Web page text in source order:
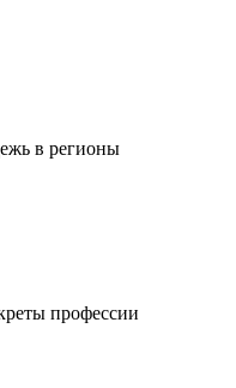
в регионы
профессии